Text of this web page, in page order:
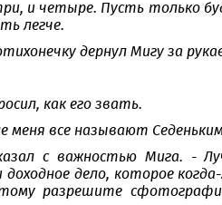
и четыре. Пусть только
легче.
дернул Мигу за
как его звать.
меня все называют
с важностью Мига. -
дело, которое
разрешите